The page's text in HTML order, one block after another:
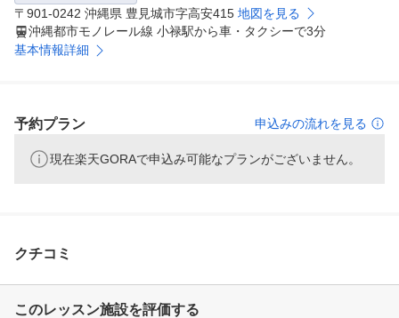
〒901-0242 沖縄県 豊見城市字高安415 地図を見る
沖縄都市モノレール線 小禄駅から車・タクシーで3分
基本情報詳細
予約プラン 申込みの流れを見る
現在楽天GORAで申込み可能なプランがございません。
クチコミ
このレッスン施設を評価する